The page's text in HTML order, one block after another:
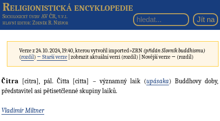
Religionistická encyklopedie
Sociologický ústav AV ČR, v.v.i.
hlavní editor: Zdeněk R. Nešpor
Verze z 24. 10. 2024, 19:40, kterou vytvořilimported>ZRN (přidán Slovník buddhismu)
(rozdíl) ← Starší verze | zobrazit aktuální verzi (rozdíl) | Novější verze → (rozdíl)
Čitra [citra], pál. Čitta [citta] – významný laik (upásaka) Buddhovy doby,
představitel asi pětisetčlenné skupiny laiků.
Vladimír Miltner